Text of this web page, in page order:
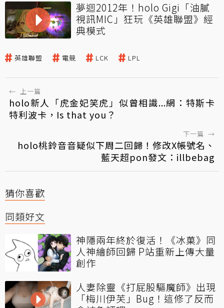
夢迴2012年！holo Gigi「油膩
視訊MIC」狂玩《英雄聯盟》經
典模式
英雄聯盟 電競 LCK LPL
← 上一篇
holo新人「虎金妃笑虎」似曾相識...網：特斯卡
特利波卡，Is that you？
下一篇 →
holo桃鈴音音疑似下周二回歸！修改X帳號名、
藍天超pon發文：illbebag
猜你喜歡
同類好文
神隱兩年終於復活！《冰菓》同
人神繪師回歸 P站重新上傳大量
創作
人妻除靈《打屁股驅魔師》出現
「梅川伊芙」Bug！這修了反而